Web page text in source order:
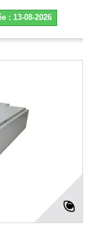
: 13-08-2026